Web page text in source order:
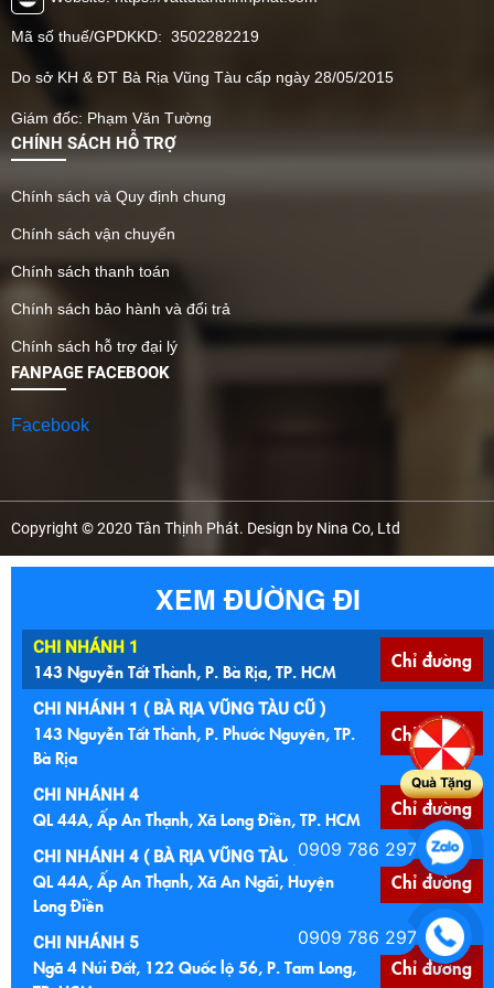
Mã số thuế/GPDKKD: 3502282219
Do sở KH & ĐT Bà Rịa Vũng Tàu cấp ngày 28/05/2015
Giám đốc: Phạm Văn Tường
CHÍNH SÁCH HỖ TRỢ
Chính sách và Quy định chung
Chính sách vận chuyển
Chính sách thanh toán
Chính sách bảo hành và đổi trả
Chính sách hỗ trợ đại lý
FANPAGE FACEBOOK
Facebook
Copyright © 2020 Tân Thịnh Phát. Design by Nina Co, Ltd
XEM ĐƯỜNG ĐI
CHI NHÁNH 1
143 Nguyễn Tất Thành, P. Bà Rịa, TP. HCM Chỉ đường
CHI NHÁNH 1 ( BÀ RỊA VŨNG TÀU CŨ )
143 Nguyễn Tất Thành, P. Phước Nguyên, TP.
Bà Rịa
Chỉ đường
CHI NHÁNH 4
QL 44A, Ấp An Thạnh, Xã Long Điền, TP. HCM Chỉ đường
CHI NHÁNH 4 ( BÀ RỊA VŨNG TÀU )
QL 44A, Ấp An Thạnh, Xã An Ngãi, Huyện
Long Điền
Chỉ đường
CHI NHÁNH 5
Ngã 4 Núi Đất, 122 Quốc lộ 56, P. Tam Long,
Chỉ đường
Quà Tặng
0909 786 297
0909 786 297